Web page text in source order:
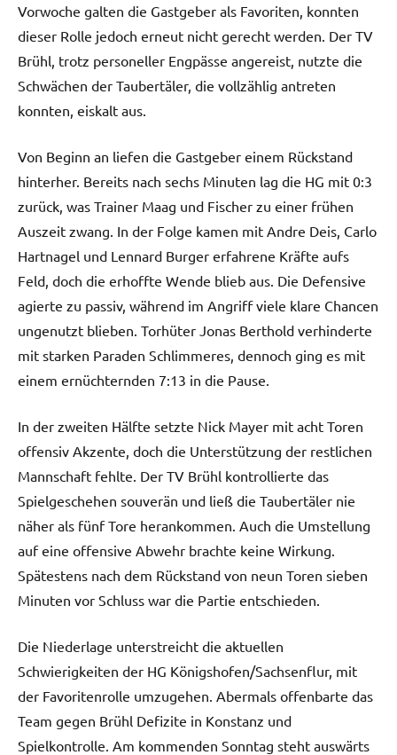
Vorwoche galten die Gastgeber als Favoriten, konnten
dieser Rolle jedoch erneut nicht gerecht werden. Der TV
Brühl, trotz personeller Engpässe angereist, nutzte die
Schwächen der Taubertäler, die vollzählig antreten
konnten, eiskalt aus.
Von Beginn an liefen die Gastgeber einem Rückstand
hinterher. Bereits nach sechs Minuten lag die HG mit 0:3
zurück, was Trainer Maag und Fischer zu einer frühen
Auszeit zwang. In der Folge kamen mit Andre Deis, Carlo
Hartnagel und Lennard Burger erfahrene Kräfte aufs
Feld, doch die erhoffte Wende blieb aus. Die Defensive
agierte zu passiv, während im Angriff viele klare Chancen
ungenutzt blieben. Torhüter Jonas Berthold verhinderte
mit starken Paraden Schlimmeres, dennoch ging es mit
einem ernüchternden 7:13 in die Pause.
In der zweiten Hälfte setzte Nick Mayer mit acht Toren
offensiv Akzente, doch die Unterstützung der restlichen
Mannschaft fehlte. Der TV Brühl kontrollierte das
Spielgeschehen souverän und ließ die Taubertäler nie
näher als fünf Tore herankommen. Auch die Umstellung
auf eine offensive Abwehr brachte keine Wirkung.
Spätestens nach dem Rückstand von neun Toren sieben
Minuten vor Schluss war die Partie entschieden.
Die Niederlage unterstreicht die aktuellen
Schwierigkeiten der HG Königshofen/Sachsenflur, mit
der Favoritenrolle umzugehen. Abermals offenbarte das
Team gegen Brühl Defizite in Konstanz und
Spielkontrolle. Am kommenden Sonntag steht auswärts